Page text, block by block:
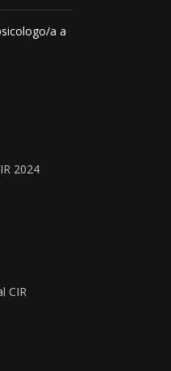
a a
2024
CIR